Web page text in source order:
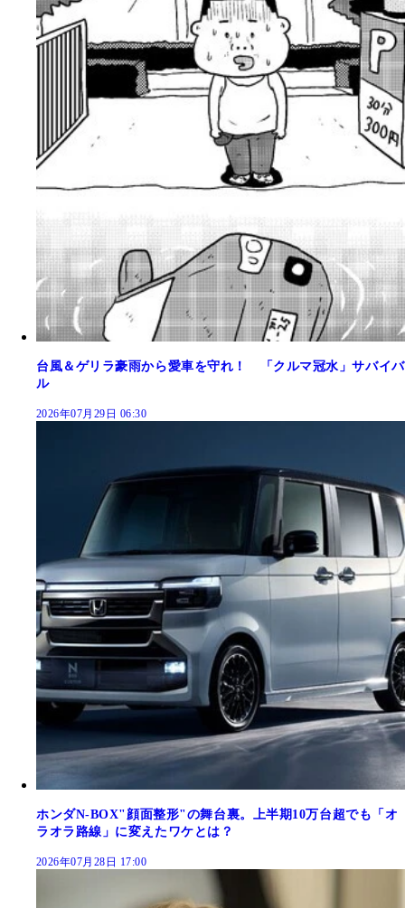
台風＆ゲリラ豪雨から愛車を守れ！ 「クルマ冠水」サバイバ
ル
2026年07月29日 06:30
ホンダN-BOX"顔面整形"の舞台裏。上半期10万台超でも「オ
ラオラ路線」に変えたワケとは？
2026年07月28日 17:00